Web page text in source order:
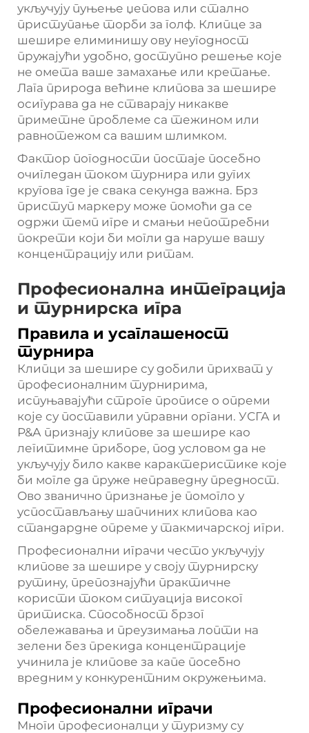
укључују пуњење џепова или стално
приступање торби за голф. Клипце за
шешире елиминишу ову неугодност
пружајући удобно, доступно решење које
не омета ваше замахање или кретање.
Лага природа већине клипова за шешире
осигурава да не стварају никакве
приметне проблеме са тежином или
равнотежом са вашим шлимком.
Фактор погодности постаје посебно
очигледан током турнира или дугих
кругова где је свака секунда важна. Брз
приступ маркеру може помоћи да се
одржи темп игре и смањи непотребни
покрети који би могли да наруше вашу
концентрацију или ритам.
Професионална интеграција
и турнирска игра
Правила и усаглашеност
турнира
Клипци за шешире су добили прихват у
професионалним турнирима,
испуњавајући строге прописе о опреми
које су поставили управни органи. УСГА и
Р&А признају клипове за шешире као
легитимне приборе, под условом да не
укључују било какве карактеристике које
би могле да пруже неправедну предност.
Ово званично признање је помогло у
успостављању шапчиних клипова као
стандардне опреме у такмичарској игри.
Професионални играчи често укључују
клипове за шешире у своју турнирску
рутину, препознајући практичне
користи током ситуација високог
притиска. Способност брзог
обележавања и преузимања лопти на
зелени без прекида концентрације
учинила је клипове за капе посебно
вредним у конкурентним окружењима.
Професионални играчи
Многи професионалци у туризму су